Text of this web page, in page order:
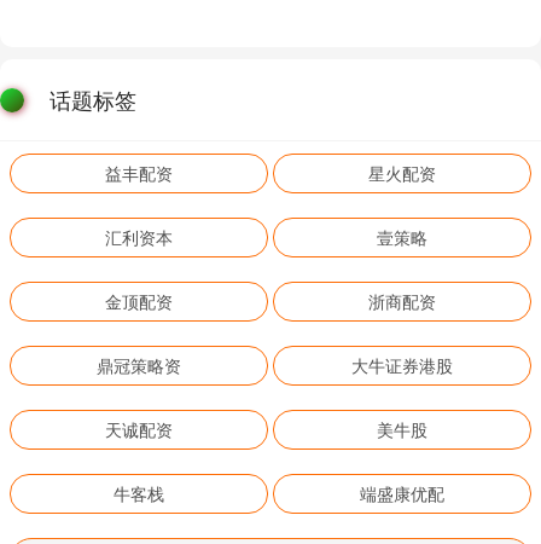
话题标签
益丰配资 星火配资
汇利资本 壹策略
金顶配资 浙商配资
鼎冠策略资 大牛证券港股
天诚配资 美牛股
牛客栈 端盛康优配